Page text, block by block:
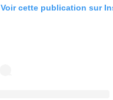
Voir cette publication sur